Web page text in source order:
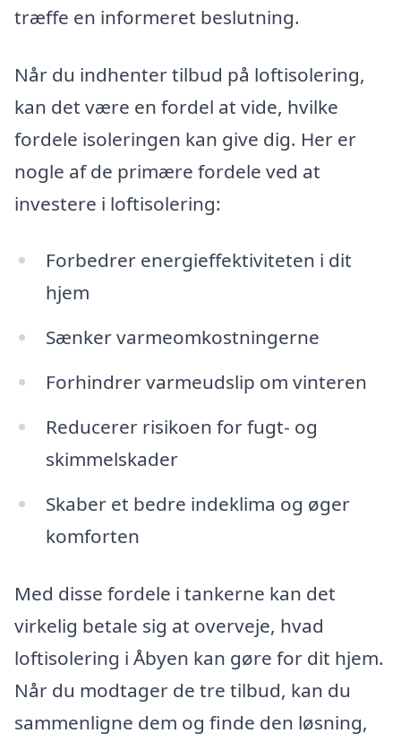
træffe en informeret beslutning.
Når du indhenter tilbud på loftisolering,
kan det være en fordel at vide, hvilke
fordele isoleringen kan give dig. Her er
nogle af de primære fordele ved at
investere i loftisolering:
Forbedrer energieffektiviteten i dit
hjem
Sænker varmeomkostningerne
Forhindrer varmeudslip om vinteren
Reducerer risikoen for fugt- og
skimmelskader
Skaber et bedre indeklima og øger
komforten
Med disse fordele i tankerne kan det
virkelig betale sig at overveje, hvad
loftisolering i Åbyen kan gøre for dit hjem.
Når du modtager de tre tilbud, kan du
sammenligne dem og finde den løsning,